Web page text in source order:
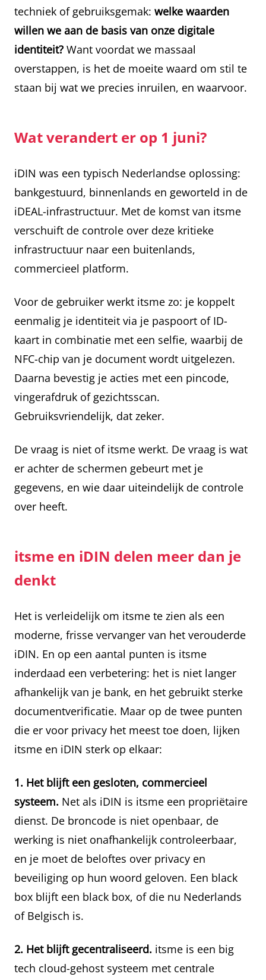
techniek of gebruiksgemak: welke waarden
willen we aan de basis van onze digitale
identiteit? Want voordat we massaal
overstappen, is het de moeite waard om stil te
staan bij wat we precies inruilen, en waarvoor.
Wat verandert er op 1 juni?
iDIN was een typisch Nederlandse oplossing:
bankgestuurd, binnenlands en geworteld in de
iDEAL-infrastructuur. Met de komst van itsme
verschuift de controle over deze kritieke
infrastructuur naar een buitenlands,
commercieel platform.
Voor de gebruiker werkt itsme zo: je koppelt
eenmalig je identiteit via je paspoort of ID-
kaart in combinatie met een selfie, waarbij de
NFC-chip van je document wordt uitgelezen.
Daarna bevestig je acties met een pincode,
vingerafdruk of gezichtsscan.
Gebruiksvriendelijk, dat zeker.
De vraag is niet of itsme werkt. De vraag is wat
er achter de schermen gebeurt met je
gegevens, en wie daar uiteindelijk de controle
over heeft.
itsme en iDIN delen meer dan je
denkt
Het is verleidelijk om itsme te zien als een
moderne, frisse vervanger van het verouderde
iDIN. En op een aantal punten is itsme
inderdaad een verbetering: het is niet langer
afhankelijk van je bank, en het gebruikt sterke
documentverificatie. Maar op de twee punten
die er voor privacy het meest toe doen, lijken
itsme en iDIN sterk op elkaar:
1. Het blijft een gesloten, commercieel
systeem. Net als iDIN is itsme een propriëtaire
dienst. De broncode is niet openbaar, de
werking is niet onafhankelijk controleerbaar,
en je moet de beloftes over privacy en
beveiliging op hun woord geloven. Een black
box blijft een black box, of die nu Nederlands
of Belgisch is.
2. Het blijft gecentraliseerd. itsme is een big
tech cloud-gehost systeem met centrale